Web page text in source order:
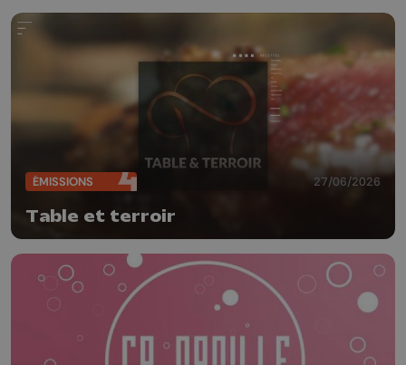
ÉMISSIONS 27/06/2026
Table et terroir